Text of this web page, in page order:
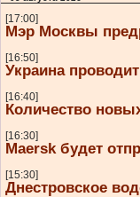
[17:00]
Мэр Москвы
[16:50]
Украина
[16:40]
Количество
[16:30]
Maersk будет
[15:30]
Днестровское